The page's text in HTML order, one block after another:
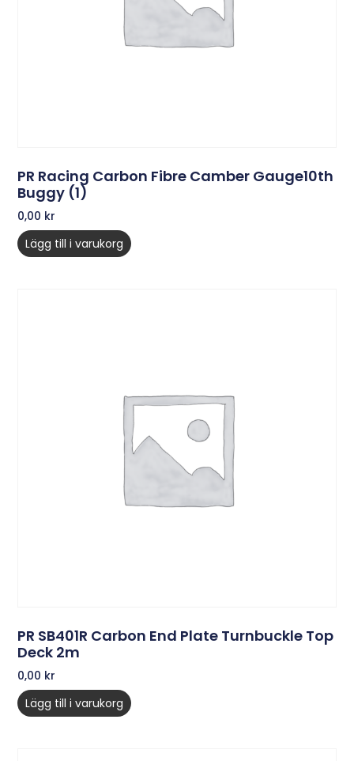
PR Racing Carbon Fibre Camber Gauge10th
Buggy (1)
0,00 kr
Lägg till i varukorg
PR SB401R Carbon End Plate Turnbuckle Top
Deck 2m
0,00 kr
Lägg till i varukorg